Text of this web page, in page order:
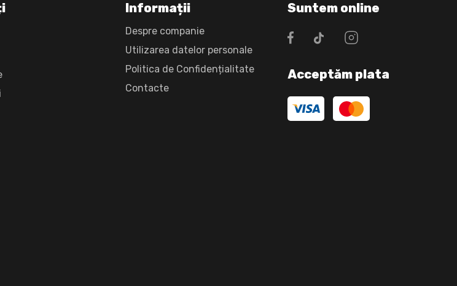
Informații
Despre companie
Utilizarea datelor personale
Politica de Confidențialitate
Сontacte
Suntem online
Acceptăm plata